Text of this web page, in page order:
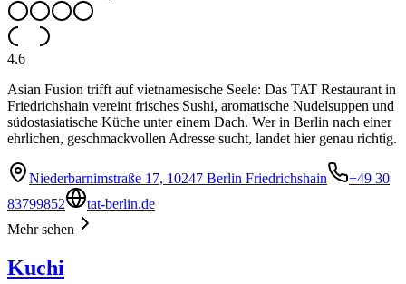
4.6
Asian Fusion trifft auf vietnamesische Seele: Das TAT Restaurant in
Friedrichshain vereint frisches Sushi, aromatische Nudelsuppen und
südostasiatische Küche unter einem Dach. Wer in Berlin nach einer
ehrlichen, geschmackvollen Adresse sucht, landet hier genau richtig.
Niederbarnimstraße 17, 10247 Berlin Friedrichshain
+49 30
83799852
tat-berlin.de
Mehr sehen
Kuchi